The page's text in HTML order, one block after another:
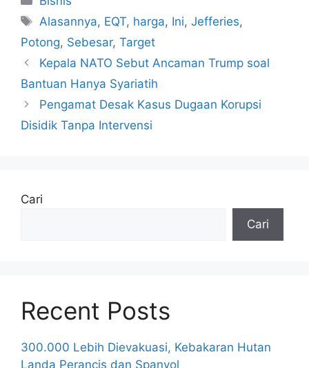
Tag
Alasannya, EQT, harga, Ini,Jefferies,
Potong, Sebesar, Target
Kepala NATO Sebut Ancaman Trump soal
Bantuan Hanya Syariatih
Pengamat Desak Kasus Dugaan Korupsi
Disidik Tanpa Intervensi
Cari
Cari
Recent Posts
300.000 Lebih Dievakuasi, Kebakaran Hutan
Landa Perancis dan Spanyol